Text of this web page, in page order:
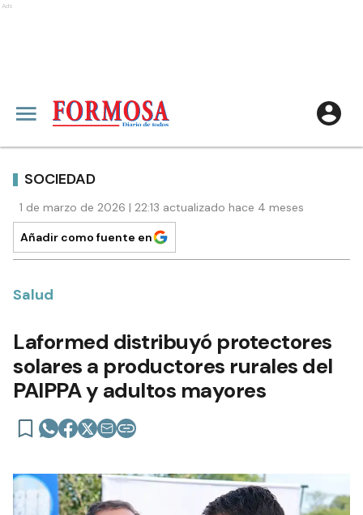
Ads
SOCIEDAD
1 de marzo de 2026 | 22:13 actualizado hace 4 meses
Añadir como fuente en
Salud
Laformed distribuyó protectores
solares a productores rurales del
PAIPPA y adultos mayores